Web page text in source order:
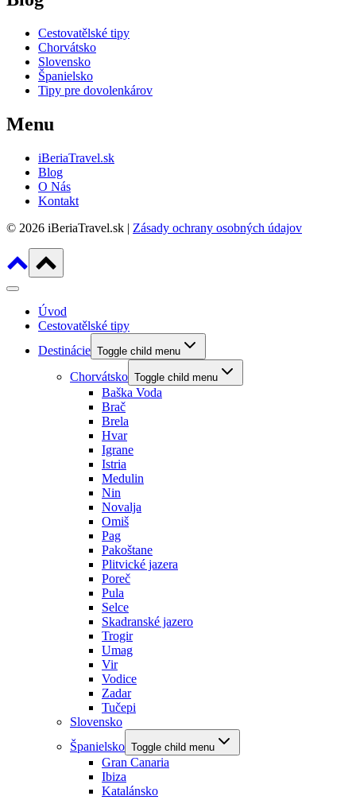
Cestovatělské tipy
Chorvátsko
Slovensko
Španielsko
Tipy pre dovolenkárov
Menu
iBeriaTravel.sk
Blog
O Nás
Kontakt
© 2026 iBeriaTravel.sk | Zásady ochrany osobných údajov
Úvod
Cestovatělské tipy
Destinácie Toggle child menu
Chorvátsko Toggle child menu
Baška Voda
Brač
Brela
Hvar
Igrane
Istria
Medulin
Nin
Novalja
Omiš
Pag
Pakoštane
Plitvické jazera
Poreč
Pula
Selce
Skadranské jazero
Trogir
Umag
Vir
Vodice
Zadar
Tučepi
Slovensko
Španielsko Toggle child menu
Gran Canaria
Ibiza
Katalánsko